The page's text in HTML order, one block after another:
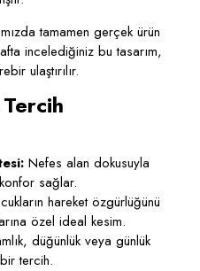
tamamen gerçek ürün
incelediğiniz bu tasarım,
ulaştırılır.
Nefes alan dokusuyla
sağlar.
hareket özgürlüğünü
özel ideal kesim.
düğünlük veya günlük
tercih.